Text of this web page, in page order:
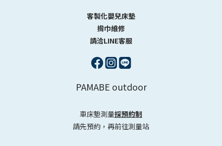
客製化嬰兒床墊
揹巾維修
請洽LINE客服
PAMABE outdoor
車床墊測量採預約制
請先預約，再前往測量站